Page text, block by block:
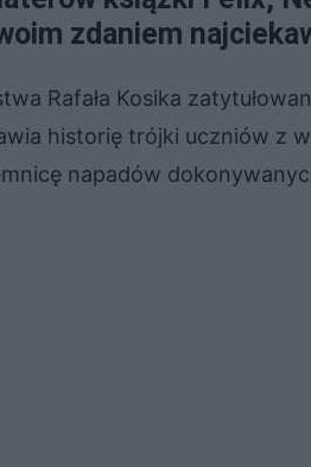
zdaniem
Rafała Kosika
historię trójki uczniów z
napadów